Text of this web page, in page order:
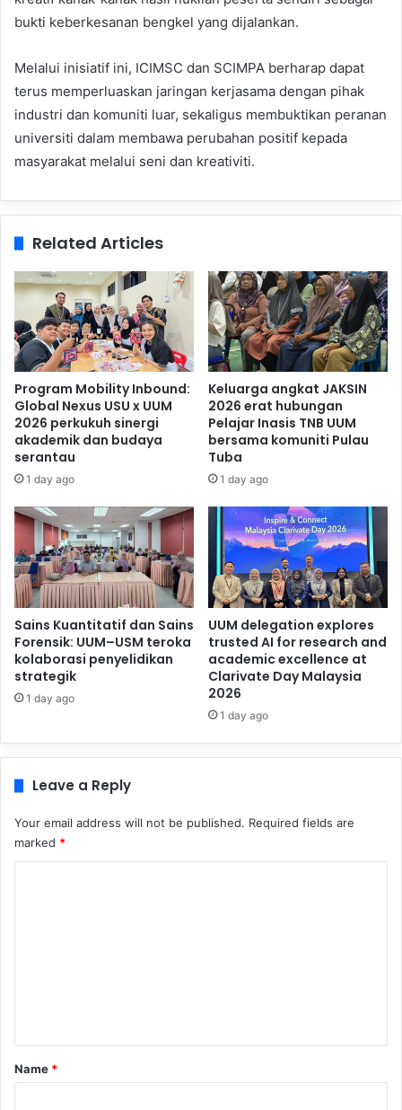
bukti keberkesanan bengkel yang dijalankan.
Melalui inisiatif ini, ICIMSC dan SCIMPA berharap dapat
terus memperluaskan jaringan kerjasama dengan pihak
industri dan komuniti luar, sekaligus membuktikan peranan
universiti dalam membawa perubahan positif kepada
masyarakat melalui seni dan kreativiti.
Related Articles
Program Mobility Inbound:
Global Nexus USU x UUM
2026 perkukuh sinergi
akademik dan budaya
serantau
1 day ago
Keluarga angkat JAKSIN
2026 erat hubungan
Pelajar Inasis TNB UUM
bersama komuniti Pulau
Tuba
1 day ago
Sains Kuantitatif dan Sains
Forensik: UUM–USM teroka
kolaborasi penyelidikan
strategik
1 day ago
UUM delegation explores
trusted AI for research and
academic excellence at
Clarivate Day Malaysia
2026
1 day ago
Leave a Reply
Your email address will not be published. Required fields are
marked *
*
Name *